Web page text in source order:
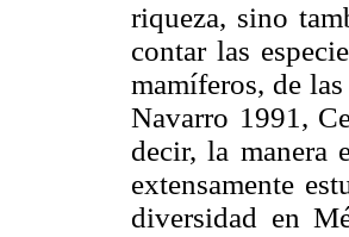
riqueza, sino
contar las
mamíferos, de
Navarro 1991,
decir, la manera
extensamente
diversidad en